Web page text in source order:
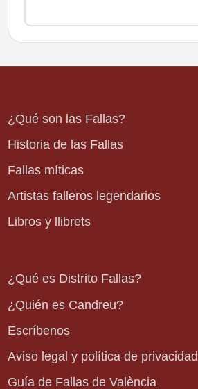
¿Qué son las Fallas?
Historia de las Fallas
Fallas míticas
Artistas falleros legendarios
Libros y llibrets
¿Qué es Distrito Fallas?
¿Quién es Candreu?
Escríbenos
Aviso legal y política de privacidad
Guía de Fallas de València